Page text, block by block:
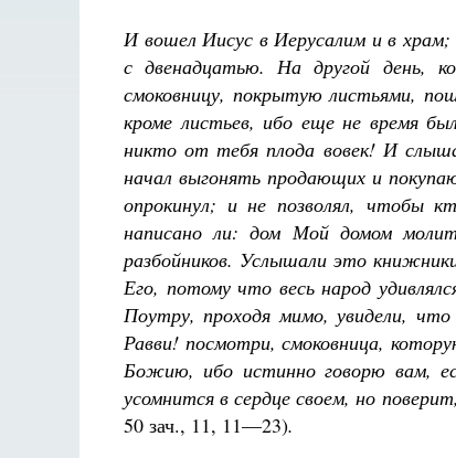
И вошел Иисус в Иерусалим и в
с двенадцатью. На другой день,
смоковницу, покрытую листьями,
кроме листьев, ибо еще не время
никто от тебя плода вовек! И
начал выгонять продающих и
опрокинул; и не позволял, чтобы
написано ли: дом Мой домом
разбойников. Услышали это
Его, потому что весь народ
Поутру, проходя мимо, увидели,
Равви! посмотри, смоковница,
Божию, ибо истинно говорю вам,
усомнится в сердце своем, но
50 зач., 11, 11—23).